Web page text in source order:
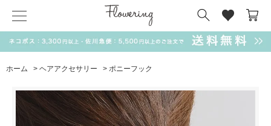
ホーム > ヘアアクセサリー > ポニーフック
気化冷却スカーフ matsui サンリオ キーポーチ
MAGUFIT チャーム ドラえもん
SALE